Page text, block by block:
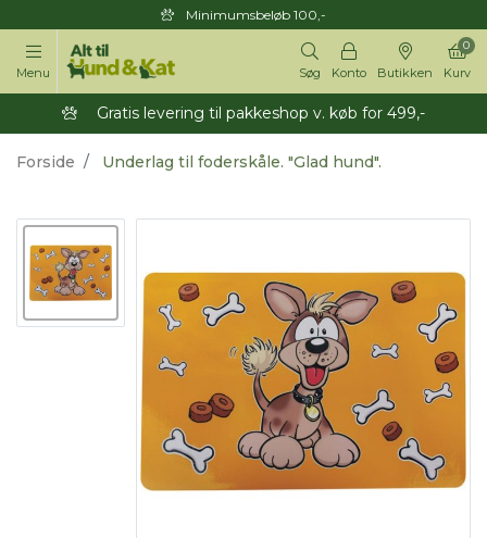
Minimumsbeløb 100,-
Menu Søg Konto Butikken Kurv
0
Gratis levering til pakkeshop v. køb for 499,-
Forside Underlag til foderskåle. "Glad hund".